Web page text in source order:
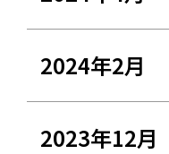
2024年2月
2023年12月